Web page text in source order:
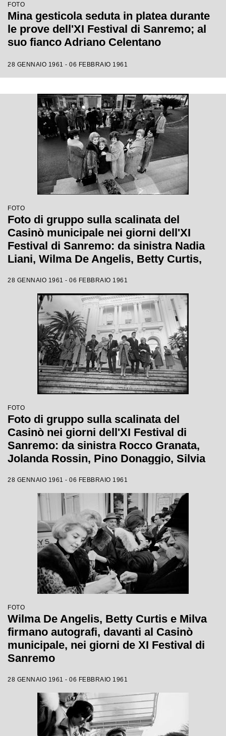
FOTO
Mina gesticola seduta in platea durante
le prove dell'XI Festival di Sanremo; al
suo fianco Adriano Celentano
28 GENNAIO 1961 - 06 FEBBRAIO 1961
FOTO
Foto di gruppo sulla scalinata del
Casinò municipale nei giorni dell'XI
Festival di Sanremo: da sinistra Nadia
Liani, Wilma De Angelis, Betty Curtis,
Mazzetti
28 GENNAIO 1961 - 06 FEBBRAIO 1961
FOTO
Foto di gruppo sulla scalinata del
Casinò nei giorni dell'XI Festival di
Sanremo: da sinistra Rocco Granata,
Jolanda Rossin, Pino Donaggio, Silvia
Renis e Betty Curtis
28 GENNAIO 1961 - 06 FEBBRAIO 1961
FOTO
Wilma De Angelis, Betty Curtis e Milva
firmano autografi, davanti al Casinò
municipale, nei giorni de XI Festival di
Sanremo
28 GENNAIO 1961 - 06 FEBBRAIO 1961